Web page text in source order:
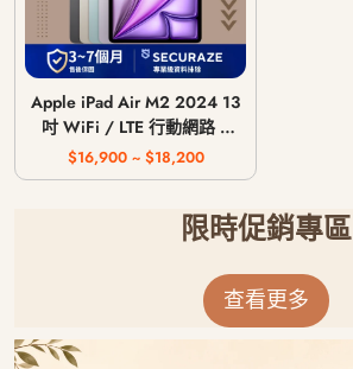
Apple iPad Air M2 2024 13
吋 WiFi / LTE 行動網路 /
128G 256G 512G 1T
$16,900 ~ $18,200
限時促銷專區
查看更多